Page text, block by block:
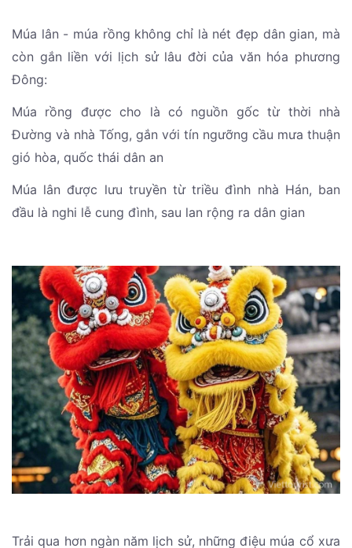
Múa lân - múa rồng không chỉ là nét đẹp dân gian, mà
còn gắn liền với lịch sử lâu đời của văn hóa phương
Đông:
Múa rồng được cho là có nguồn gốc từ thời nhà
Đường và nhà Tống, gắn với tín ngưỡng cầu mưa thuận
gió hòa, quốc thái dân an
Múa lân được lưu truyền từ triều đình nhà Hán, ban
đầu là nghi lễ cung đình, sau lan rộng ra dân gian
Trải qua hơn ngàn năm lịch sử, những điệu múa cổ xưa